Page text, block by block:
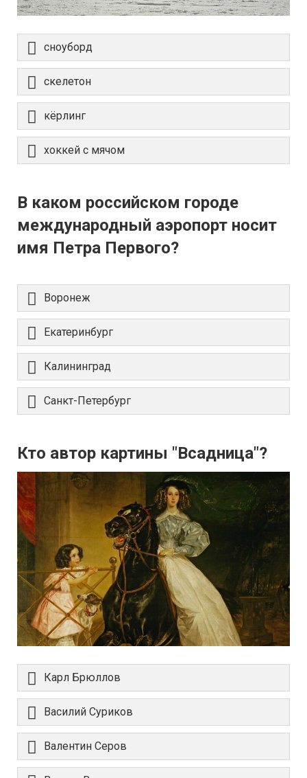
сноуборд
скелетон
кёрлинг
хоккей с мячом
В каком российском городе
международный аэропорт носит
имя Петра Первого?
Воронеж
Екатеринбург
Калининград
Санкт-Петербург
Кто автор картины "Всадница"?
Карл Брюллов
Василий Суриков
Валентин Серов